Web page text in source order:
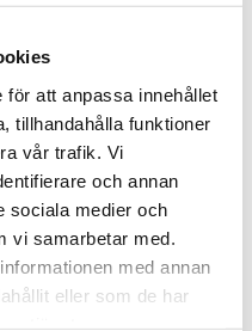
för att anpassa innehållet
tillhandahålla funktioner
vår trafik. Vi
och annan
sociala medier och
vi samarbetar med.
med annan
eller som de har
Video